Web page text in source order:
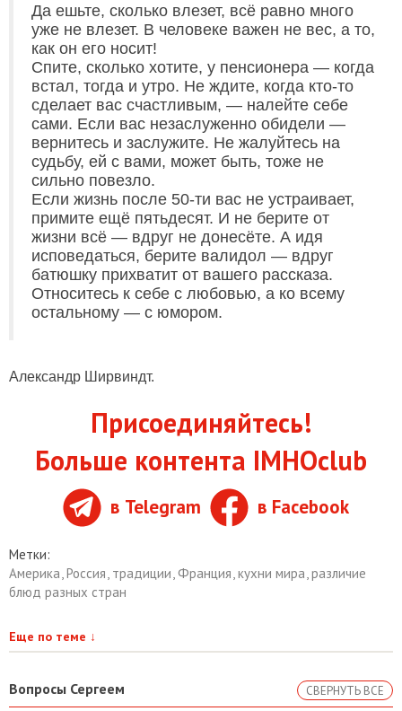
Да ешьте, сколько влезет, всё равно много
уже не влезет. В человеке важен не вес, а то,
как он его носит!
Спите, сколько хотите, у пенсионера — когда
встал, тогда и утро. Не ждите, когда кто-то
сделает вас счастливым, — налейте себе
сами. Если вас незаслуженно обидели —
вернитесь и заслужите. Не жалуйтесь на
судьбу, ей с вами, может быть, тоже не
сильно повезло.
Если жизнь после 50-ти вас не устраивает,
примите ещё пятьдесят. И не берите от
жизни всё — вдруг не донесёте. А идя
исповедаться, берите валидол — вдруг
батюшку прихватит от вашего рассказа.
Относитесь к себе с любовью, а ко всему
остальному — с юмором.
Александр Ширвиндт.
Присоединяйтесь!
Больше контента IMHOclub
в Telegram в Facebook
Метки:
Америка,Россия, традиции,Франция,кухни мира,различие
блюд разных стран
Еще по теме ↓
Вопросы Сергеем СВЕРНУТЬ ВСЕ